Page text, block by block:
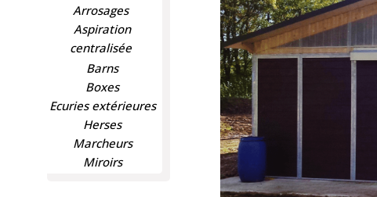
Arrosages
Aspiration
centralisée
Barns
Boxes
Ecuries extérieures
Herses
Marcheurs
Miroirs